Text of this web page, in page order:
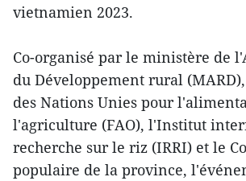
vietnamien 2023.
Co-organisé par le ministère de
du Développement rural
des Nations Unies pour
l'agriculture (FAO), l'Institut
recherche sur le riz (IRRI) et le
populaire de la province,